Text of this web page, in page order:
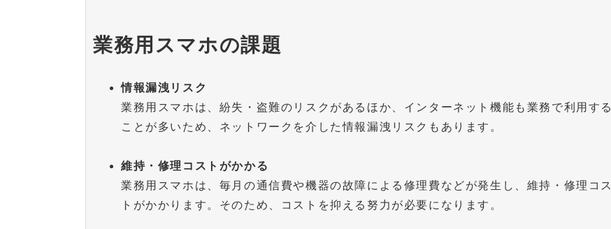
業務用スマホの課題
情報漏洩リスク
業務用スマホは、紛失・盗難のリスクがあるほか、インターネット機能も業務で利用する
ことが多いため、ネットワークを介した情報漏洩リスクもあります。
維持・修理コストがかかる
業務用スマホは、毎月の通信費や機器の故障による修理費などが発生し、維持・修理コス
トがかかります。そのため、コストを抑える努力が必要になります。